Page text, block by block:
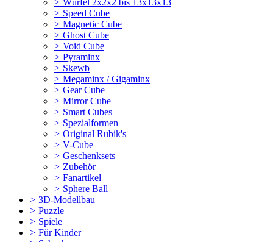
> Würfel 2x2x2 bis 13x13x13
> Speed Cube
> Magnetic Cube
> Ghost Cube
> Void Cube
> Pyraminx
> Skewb
> Megaminx / Gigaminx
> Gear Cube
> Mirror Cube
> Smart Cubes
> Spezialformen
> Original Rubik's
> V-Cube
> Geschenksets
> Zubehör
> Fanartikel
> Sphere Ball
> 3D-Modellbau
> Puzzle
> Spiele
> Für Kinder